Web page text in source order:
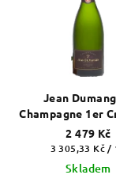
Jean
Champagne 1er
MAGNUM 1,5l,
2 479 Kč
Měrná
cena:
3 305,33 Kč /
Skladem